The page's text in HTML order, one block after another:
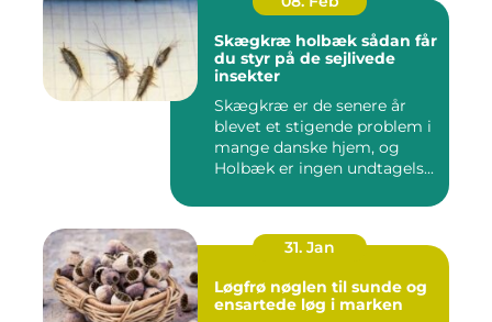
Skægkræ holbæk sådan får
du styr på de sejlivede
insekter
Skægkræ er de senere år
blevet et stigende problem i
mange danske hjem, og
Holbæk er ingen undtagels...
31. Jan
Løgfrø nøglen til sunde og
ensartede løg i marken